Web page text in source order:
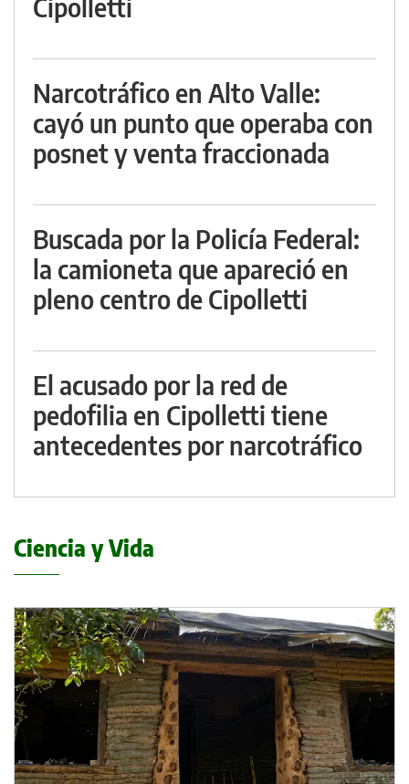
Cipolletti
Narcotráfico en Alto Valle:
cayó un punto que operaba con
posnet y venta fraccionada
Buscada por la Policía Federal:
la camioneta que apareció en
pleno centro de Cipolletti
El acusado por la red de
pedofilia en Cipolletti tiene
antecedentes por narcotráfico
Ciencia y Vida